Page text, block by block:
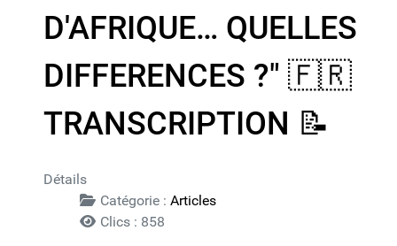
D'AFRIQUE… QUELLES
DIFFERENCES ?"​ 🇫🇷​ ​
TRANSCRIPTION 📝​
Détails
Catégorie : Articles
Clics : 858